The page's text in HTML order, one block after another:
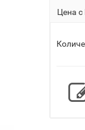
Цена